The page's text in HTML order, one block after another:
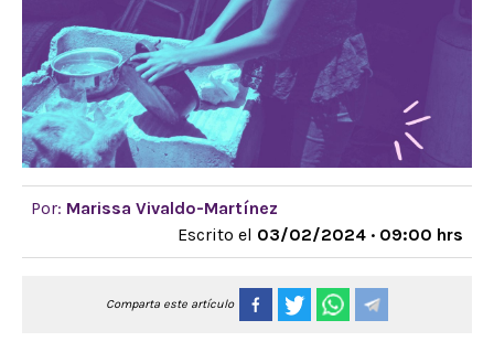
Por: Marissa Vivaldo-Martínez
Escrito el 03/02/2024 · 09:00 hrs
Comparta este artículo